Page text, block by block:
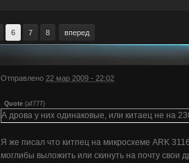
6 7 8 вперед
Отправлено22 мар 2009 - 22:02
Quote (af777)
А дрова у них одинаковые, или китаец не на
Я же писал что китпец на микросхеме ARK
моглибы выложить или скинуть на почту свои